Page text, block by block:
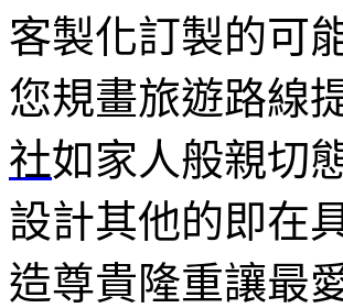
客製化訂製的可
您規畫旅遊路線
社如家人般親切
設計其他的即在
造尊貴隆重讓最